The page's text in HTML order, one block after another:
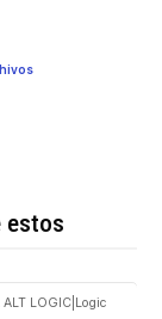
estos
LOGIC Logic